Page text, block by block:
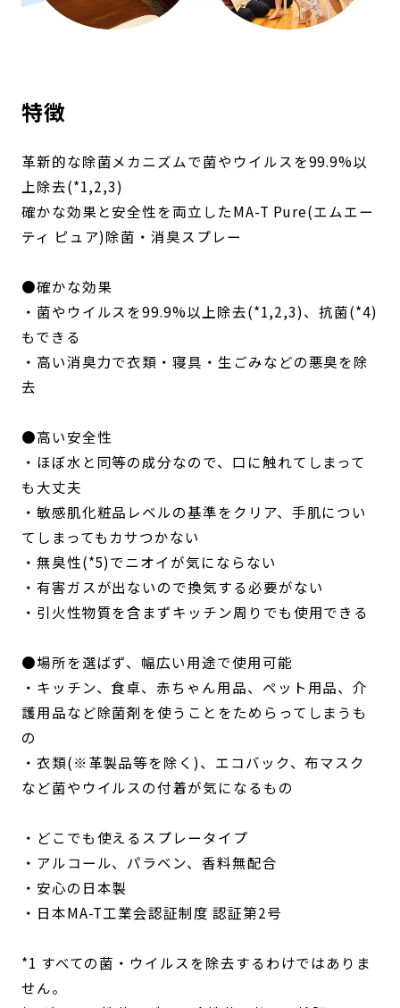
特徴
革新的な除菌メカニズムで菌やウイルスを99.9%以
上除去(*1,2,3)
確かな効果と安全性を両立したMA-T Pure(エムエー
ティ ピュア)除菌・消臭スプレー
●確かな効果
・菌やウイルスを99.9%以上除去(*1,2,3)、抗菌(*4)
もできる
・高い消臭力で衣類・寝具・生ごみなどの悪臭を除
去
●高い安全性
・ほぼ水と同等の成分なので、口に触れてしまって
も大丈夫
・敏感肌化粧品レベルの基準をクリア、手肌につい
てしまってもカサつかない
・無臭性(*5)でニオイが気にならない
・有害ガスが出ないので換気する必要がない
・引火性物質を含まずキッチン周りでも使用できる
●場所を選ばず、幅広い用途で使用可能
・キッチン、食卓、赤ちゃん用品、ペット用品、介
護用品など除菌剤を使うことをためらってしまうも
の
・衣類(※革製品等を除く)、エコバック、布マスク
など菌やウイルスの付着が気になるもの
・どこでも使えるスプレータイプ
・アルコール、パラベン、香料無配合
・安心の日本製
・日本MA-T工業会認証制度 認証第2号
*1 すべての菌・ウイルスを除去するわけではありま
せん。